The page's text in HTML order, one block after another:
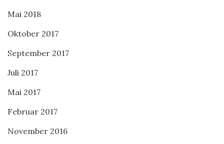
Mai 2018
Oktober 2017
September 2017
Juli 2017
Mai 2017
Februar 2017
November 2016